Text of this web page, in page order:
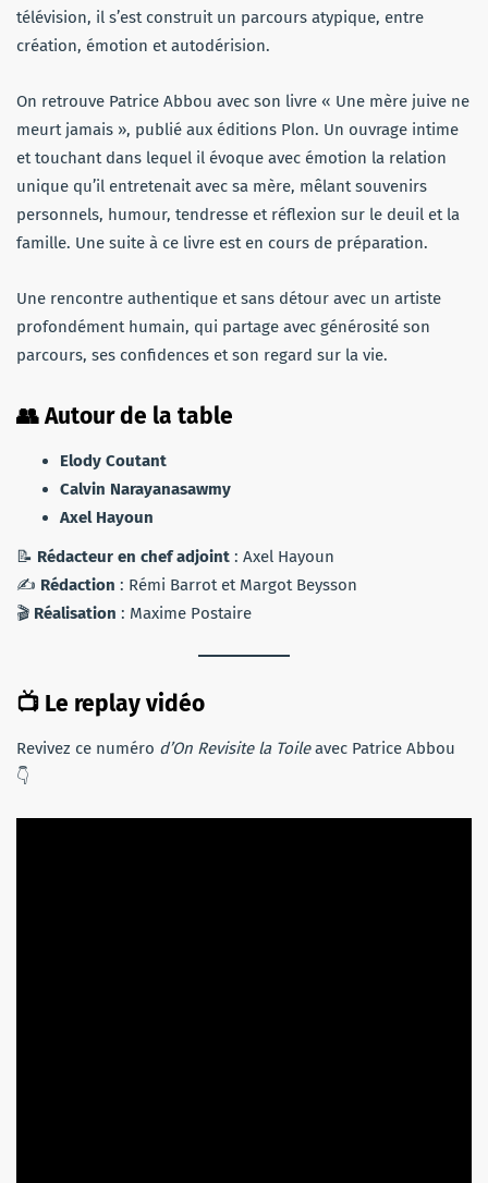
télévision, il s’est construit un parcours atypique, entre
création, émotion et autodérision.
On retrouve Patrice Abbou avec son livre « Une mère juive ne
meurt jamais », publié aux éditions Plon. Un ouvrage intime
et touchant dans lequel il évoque avec émotion la relation
unique qu’il entretenait avec sa mère, mêlant souvenirs
personnels, humour, tendresse et réflexion sur le deuil et la
famille. Une suite à ce livre est en cours de préparation.
Une rencontre authentique et sans détour avec un artiste
profondément humain, qui partage avec générosité son
parcours, ses confidences et son regard sur la vie.
👥 Autour de la table
Elody Coutant
Calvin Narayanasawmy
Axel Hayoun
📝 Rédacteur en chef adjoint : Axel Hayoun
✍️ Rédaction : Rémi Barrot et Margot Beysson
🎬 Réalisation : Maxime Postaire
📺 Le replay vidéo
Revivez ce numéro d’On Revisite la Toileavec Patrice Abbou
👇